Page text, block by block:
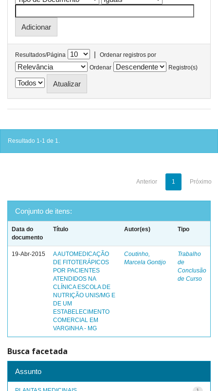
Resultados/Página |
Ordenar registros por
Ordenar
Registro(s)
Resultado 1-1 de 1.
Anterior 1 Próximo
Conjunto de itens:
Data do
documento
Título Autor(es) Tipo
19-Abr-2015
A AUTOMEDICAÇÃO
DE FITOTERÁPICOS
POR PACIENTES
ATENDIDOS NA
CLÍNICA ESCOLA DE
NUTRIÇÃO UNIS/MG E
DE UM
ESTABELECIMENTO
COMERCIAL EM
VARGINHA - MG
Coutinho,
Marcela Gontijo
Trabalho
de
Conclusão
de Curso
Busca facetada
Assunto